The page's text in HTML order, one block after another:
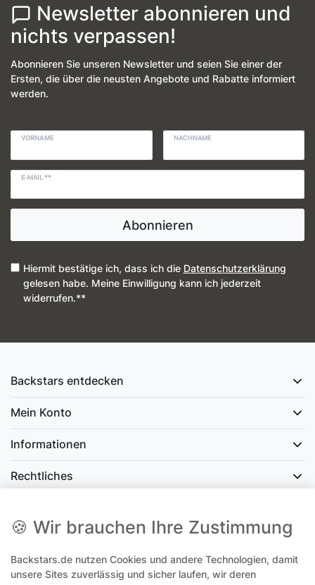
Newsletter abonnieren und
nichts verpassen!
Abonnieren Sie unseren Newsletter und seien Sie einer der
Ersten, die über die neusten Angebote und Rabatte informiert
werden.
VORNAME NACHNAME
E-MAIL **
Abonnieren
Hiermit bestätige ich, dass ich die Daten­schutz­erklärung
gelesen habe. Meine Einwilligung kann ich jederzeit
widerrufen.**
Backstars entdecken
Mein Konto
Informationen
Rechtliches
office@backstars.de
🍪 Wir brauchen Ihre Zustimmung
Backstars.de nutzen Cookies und andere Technologien, damit
unsere Sites zuverlässig und sicher laufen, wir deren